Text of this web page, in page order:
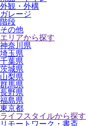
外観・外構
ガレージ
階段
その他
エリアから探す
神奈川県
埼玉県
千葉県
茨城県
山梨県
群馬県
長野県
福島県
東京都
ライフスタイルから探す
リモートワーク・書斎